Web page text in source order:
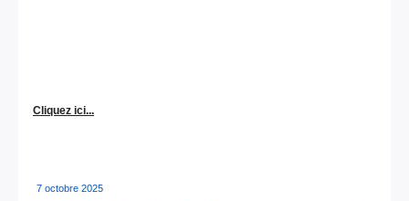
Cliquez ici...
7 octobre 2025